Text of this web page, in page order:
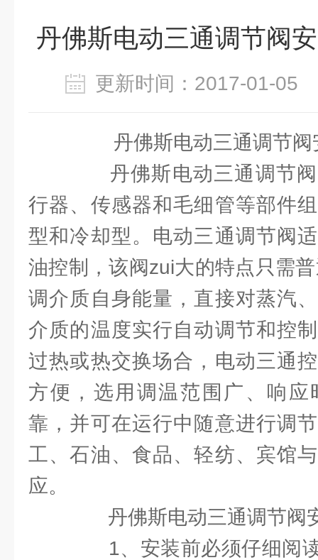
丹佛斯电动三通调节阀
更新时间：2017-01-
丹佛斯电动三通调节阀
丹佛斯电动三通调节阀
行器、传感器和毛细管等部件
型和冷却型。电动三通调节阀
油控制，该阀zui大的特点只需
调介质自身能量，直接对蒸汽
介质的温度实行自动调节和控
过热或热交换场合，电动三通
方便，选用调温范围广、响
靠，并可在运行中随意进行调
工、石油、食品、轻纺、宾馆
应。
丹佛斯电动三通调节阀
1、安装前必须仔细阅读